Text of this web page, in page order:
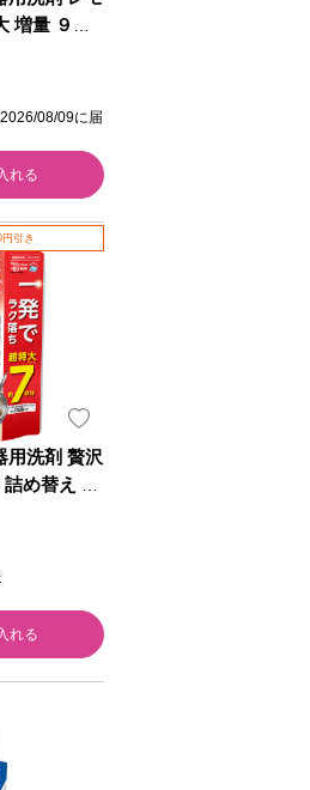
増量 ９４
ン
08/09に届
れる
引き
用洗剤 贅沢
め替え 超
Ｇジャパ
れる